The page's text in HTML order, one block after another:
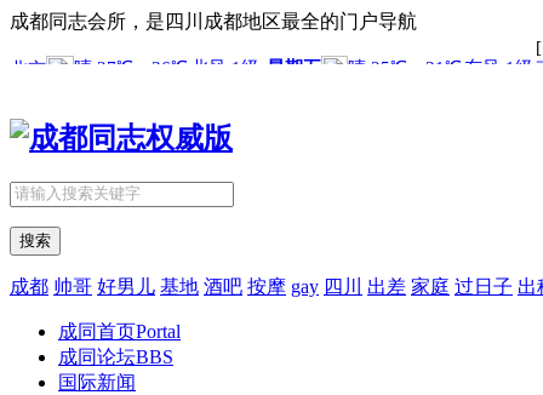
成都同志会所，是四川成都地区最全的门户导航
搜索
成都 帅哥 好男儿 基地 酒吧 按摩 gay 四川 出差 家庭 过日子 出
成同首页Portal
成同论坛BBS
国际新闻